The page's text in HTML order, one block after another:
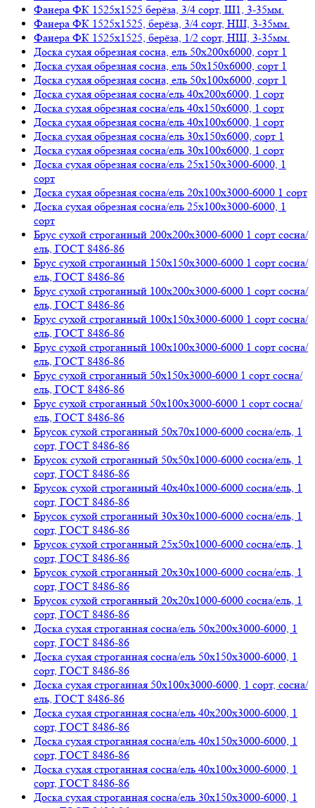
Фанера ФК 1525х1525 берёза, 3/4 сорт, Ш1, 3-35мм.
Фанера ФК 1525х1525, берёза, 3/4 сорт, НШ, 3-35мм.
Фанера ФК 1525х1525, берёза, 1/2 сорт, НШ, 3-35мм.
Доска сухая обрезная сосна, ель 50х200х6000, сорт 1
Доска сухая обрезная сосна, ель 50х150х6000, сорт 1
Доска сухая обрезная сосна, ель 50х100х6000, сорт 1
Доска сухая обрезная сосна/ель 40х200х6000, 1 сорт
Доска сухая обрезная сосна/ель 40х150х6000, 1 сорт
Доска сухая обрезная сосна/ель 40х100х6000, 1 сорт
Доска сухая обрезная сосна/ель 30х150х6000, сорт 1
Доска сухая обрезная сосна/ель 30х100х6000, 1 сорт
Доска сухая обрезная сосна/ель 25х150х3000-6000, 1
сорт
Доска сухая обрезная сосна/ель 20х100х3000-6000 1 сорт
Доска сухая обрезная сосна/ель 25х100х3000-6000, 1
сорт
Брус сухой строганный 200х200х3000-6000 1 сорт сосна/
ель, ГОСТ 8486-86
Брус сухой строганный 150х150х3000-6000 1 сорт сосна/
ель, ГОСТ 8486-86
Брус сухой строганный 100х200х3000-6000 1 сорт сосна/
ель, ГОСТ 8486-86
Брус сухой строганный 100х150х3000-6000 1 сорт сосна/
ель, ГОСТ 8486-86
Брус сухой строганный 100х100х3000-6000 1 сорт сосна/
ель, ГОСТ 8486-86
Брус сухой строганный 50х150х3000-6000 1 сорт сосна/
ель, ГОСТ 8486-86
Брус сухой строганный 50х100х3000-6000 1 сорт сосна/
ель, ГОСТ 8486-86
Брусок сухой строганный 50х70х1000-6000 сосна/ель, 1
сорт, ГОСТ 8486-86
Брусок сухой строганный 50х50х1000-6000 сосна/ель, 1
сорт, ГОСТ 8486-86
Брусок сухой строганный 40х40х1000-6000 сосна/ель, 1
сорт, ГОСТ 8486-86
Брусок сухой строганный 30х30х1000-6000 сосна/ель, 1
сорт, ГОСТ 8486-86
Брусок сухой строганный 25х50х1000-6000 сосна/ель, 1
сорт, ГОСТ 8486-86
Брусок сухой строганный 20х30х1000-6000 сосна/ель, 1
сорт, ГОСТ 8486-86
Брусок сухой строганный 20х20х1000-6000 сосна/ель, 1
сорт, ГОСТ 8486-86
Доска сухая строганная сосна/ель 50х200х3000-6000, 1
сорт, ГОСТ 8486-86
Доска сухая строганная сосна/ель 50х150х3000-6000, 1
сорт, ГОСТ 8486-86
Доска сухая строганная 50х100х3000-6000, 1 сорт, сосна/
ель, ГОСТ 8486-86
Доска сухая строганная сосна/ель 40х200х3000-6000, 1
сорт, ГОСТ 8486-86
Доска сухая строганная сосна/ель 40х150х3000-6000, 1
сорт, ГОСТ 8486-86
Доска сухая строганная сосна/ель 40х100х3000-6000, 1
сорт, ГОСТ 8486-86
Доска сухая строганная сосна/ель 30х150х3000-6000, 1